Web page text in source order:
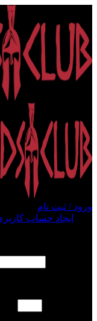
ورود / ثبت نام
ایجاد حساب